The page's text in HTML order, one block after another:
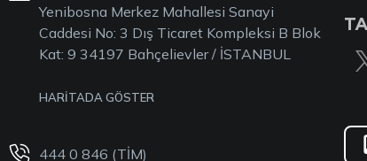
Yenibosna Merkez Mahallesi Sanayi
Caddesi No: 3 Dış Ticaret Kompleksi B Blok
Kat: 9 34197 Bahçelievler / İSTANBUL
HARİTADA GÖSTER
444 0 846 (TİM)